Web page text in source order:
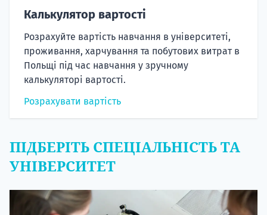
Калькулятор вартості
Розрахуйте вартість навчання в університеті,
проживання, харчування та побутових витрат в
Польщі під час навчання у зручному
калькуляторі вартості.
Розрахувати вартість
ПІДБЕРІТЬ СПЕЦІАЛЬНІСТЬ ТА
УНІВЕРСИТЕТ